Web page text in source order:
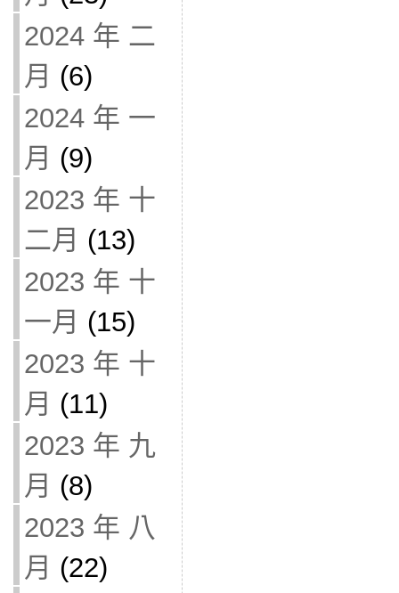
2024 年 二
月 (6)
2024 年 一
月 (9)
2023 年 十
二月 (13)
2023 年 十
一月 (15)
2023 年 十
月 (11)
2023 年 九
月 (8)
2023 年 八
月 (22)